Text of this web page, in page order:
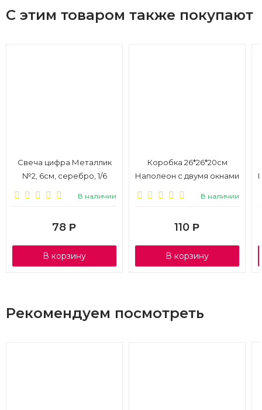
С этим товаром также покупают
Свеча цифра Металлик
№2, 6см, серебро, 1/6
В наличии
78 Р
В корзину
Коробка 26*26*20см
Наполеон с двумя окнами
В наличии
110 Р
В корзину
Рекомендуем посмотреть